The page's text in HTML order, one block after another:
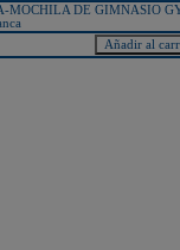
MOCHILA DE GIMNASIO